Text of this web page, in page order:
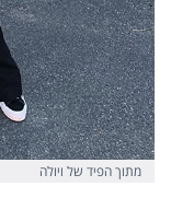
מתוך הפיד של ויולה